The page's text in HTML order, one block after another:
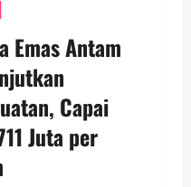
Emas Antam
Capai
Juta per